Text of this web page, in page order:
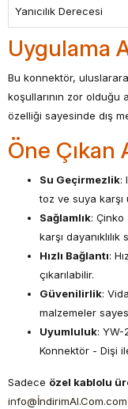
Yanıcılık Derecesi
Uygulama
Bu konnektör,
koşullarının zor olduğu
özelliği sayesinde dış
Öne Çıkan
Su Geçirmezlik:
toz ve suya
Sağlamlık: Çinko
karşı dayanıklılık
Hızlı Bağlantı:
çıkarılabilir.
Güvenilirlik:
malzemeler
Uyumluluk: YW-
Konnektör - Dişi
Sadece özel kablolu
info@İndirimAl.Com.com